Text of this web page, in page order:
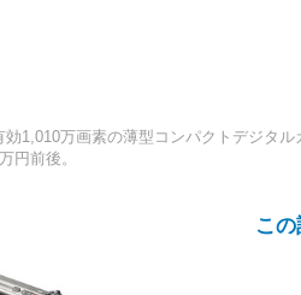
1,010万画素の薄型コンパクトデジタ
円前後。
こ